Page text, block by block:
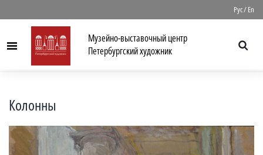
Рус/En
Menu
Музейно-выставочный центр
Петербургский художник
Колонны